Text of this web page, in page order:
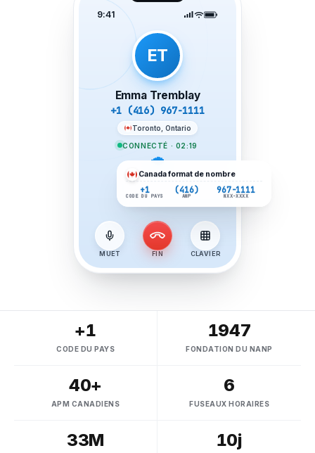
9:41
ET
Emma Tremblay
+1 (416) 967-1111
Toronto, Ontario
CONNECTÉ · 02:19
MUET FIN CLAVIER
Canadaformat de nombre
+1
CODE DU PAYS
(416)
ANP
967-1111
NXX-XXXX
+1
CODE DU PAYS
1947
FONDATION DU NANP
40+
APM CANADIENS
6
FUSEAUX HORAIRES
33M 10j